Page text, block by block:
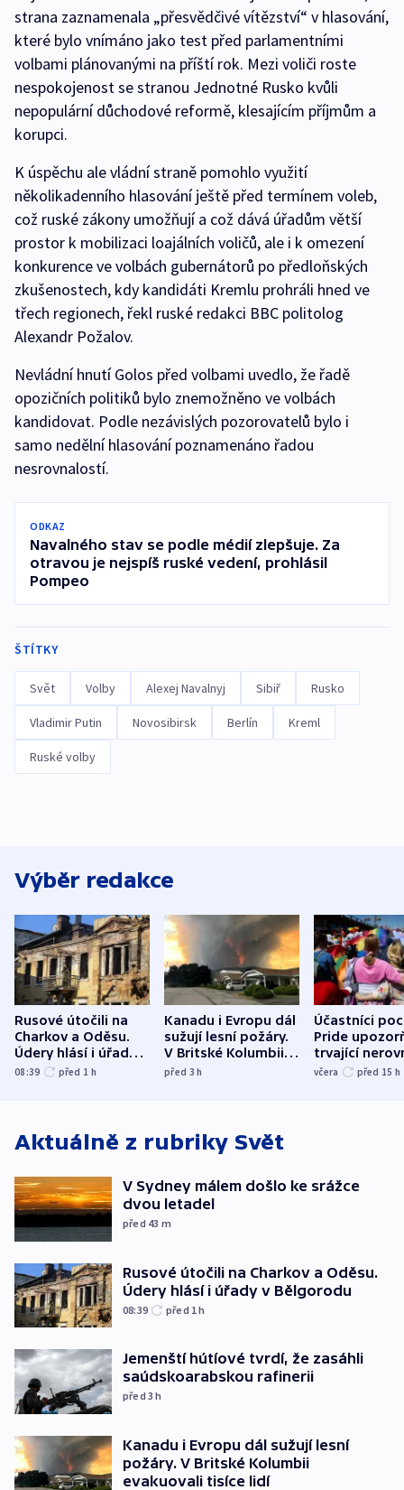
strana zaznamenala „přesvědčivé vítězství“ v hlasování,
které bylo vnímáno jako test před parlamentními
volbami plánovanými na příští rok. Mezi voliči roste
nespokojenost se stranou Jednotné Rusko kvůli
nepopulární důchodové reformě, klesajícím příjmům a
korupci.
K úspěchu ale vládní straně pomohlo využití
několikadenního hlasování ještě před termínem voleb,
což ruské zákony umožňují a což dává úřadům větší
prostor k mobilizaci loajálních voličů, ale i k omezení
konkurence ve volbách gubernátorů po předloňských
zkušenostech, kdy kandidáti Kremlu prohráli hned ve
třech regionech, řekl ruské redakci BBC politolog
Alexandr Požalov.
Nevládní hnutí Golos před volbami uvedlo, že řadě
opozičních politiků bylo znemožněno ve volbách
kandidovat. Podle nezávislých pozorovatelů bylo i
samo nedělní hlasování poznamenáno řadou
nesrovnalostí.
ODKAZ
Navalného stav se podle médií zlepšuje. Za
otravou je nejspíš ruské vedení, prohlásil
Pompeo
ŠTÍTKY
Svět Volby Alexej Navalnyj Sibiř Rusko
Vladimir Putin Novosibirsk Berlín Kreml
Ruské volby
Výběr redakce
Rusové útočili na
Charkov a Oděsu.
Údery hlásí i úřady v
Bělgorodu
08:39 před 1 h
Kanadu i Evropu dál
sužují lesní požáry.
V Britské Kolumbii
evakuovali tisíce lidí
před 3h
Účastníci
Pride
trvající
včera před 15 h
Aktuálně z rubriky Svět
V Sydney málem došlo ke srážce
dvou letadel
před 43 m
Rusové útočili na Charkov a Oděsu.
Údery hlásí i úřady v Bělgorodu
08:39 před 1h
Jemenští hútíové tvrdí, že zasáhli
saúdskoarabskou rafinerii
před 3h
Kanadu i Evropu dál sužují lesní
požáry. V Britské Kolumbii
evakuovali tisíce lidí